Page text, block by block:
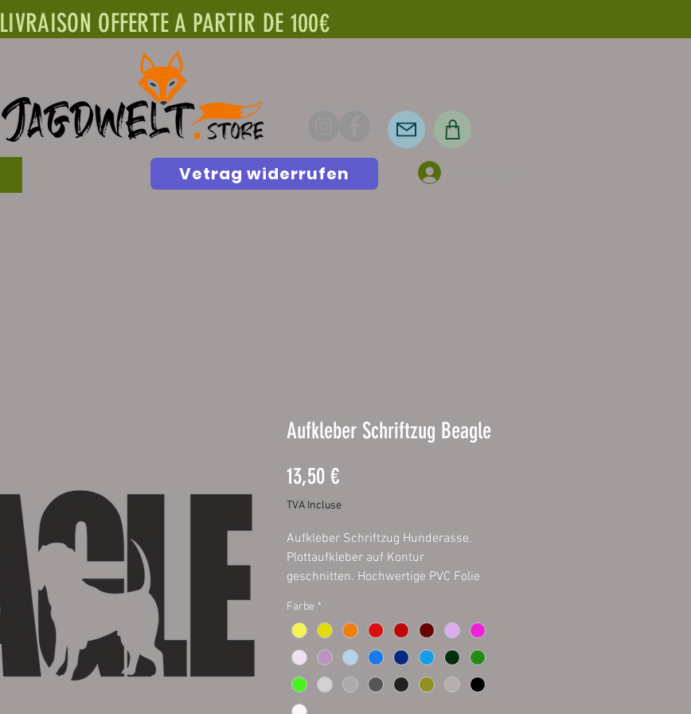
LIVRAISON OFFERTE A PARTIR DE 100€
Vetrag widerrufen
Aufkleber Schriftzug Beagle
13,50 €Prix
TVA Incluse
Aufkleber Schriftzug Hunderasse.
Plottaufkleber auf Kontur
geschnitten. Hochwertige PVC Folie
fett- und staubfrei ist. Inhalt 1 Stück.
Größen:
20 x 8 cm
30 x 12 cm
Farbe *